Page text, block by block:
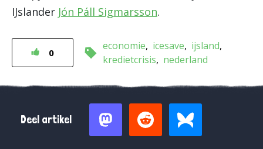
IJslander Jón Páll Sigmarsson.
0
economie icesave
ijsland
kredietcrisis
nederland
Deel artikel